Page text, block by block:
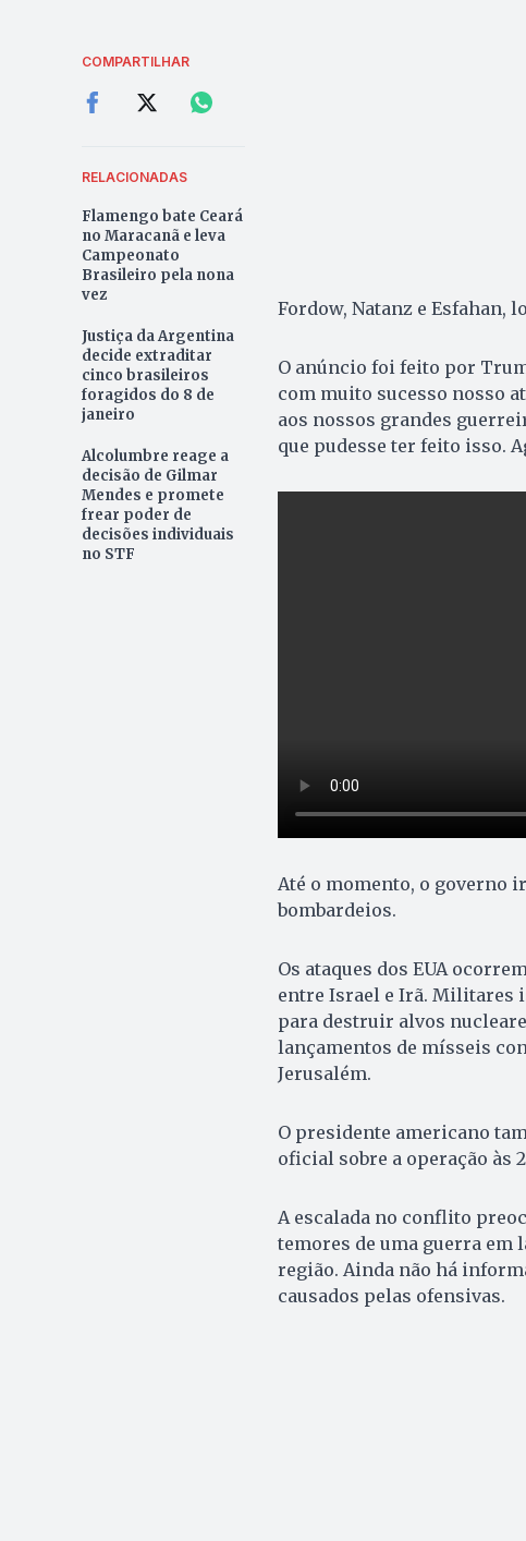
COMPARTILHAR
RELACIONADAS
Flamengo bate Ceará
no Maracanã e leva
Campeonato
Brasileiro pela nona
vez
Justiça da Argentina
decide extraditar
cinco brasileiros
foragidos do 8 de
janeiro
Alcolumbre reage a
decisão de Gilmar
Mendes e promete
frear poder de
decisões individuais
no STF
Fordow, Natanz e Esfahan,
O anúncio foi feito por
com muito sucesso nosso
aos nossos grandes
que pudesse ter feito isso.
Até o momento, o governo
bombardeios.
Os ataques dos EUA
entre Israel e Irã. Militares
para destruir alvos
lançamentos de mísseis
Jerusalém.
O presidente americano
oficial sobre a operação às
A escalada no conflito
temores de uma guerra em
região. Ainda não há
causados pelas ofensivas.